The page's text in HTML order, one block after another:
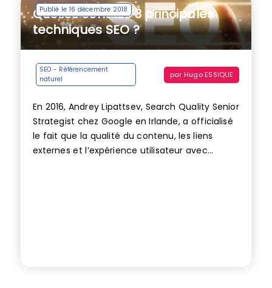
Publié le 16 décembre 2018
Quelles sont les 3 principales
techniques SEO ?
SEO - Référencement
naturel
par Hugo ESSIQUE
En 2016, Andrey Lipattsev, Search Quality Senior
Strategist chez Google en Irlande, a officialisé
le fait que la qualité du contenu, les liens
externes et l’expérience utilisateur avec...